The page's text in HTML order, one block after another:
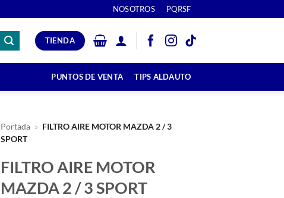
NOSOTROS PQRSF
TIENDA
PUNTOS DE VENTA TIPS ALDAUTO
Portada » FILTRO AIRE MOTOR MAZDA 2 / 3
SPORT
FILTRO AIRE MOTOR
MAZDA 2 / 3 SPORT